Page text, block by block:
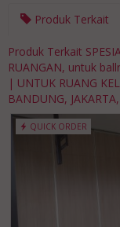
Produk Terkait
Produk Terkait
RUANGAN, untuk
| UNTUK RUANG
BANDUNG,
QUICK ORDER